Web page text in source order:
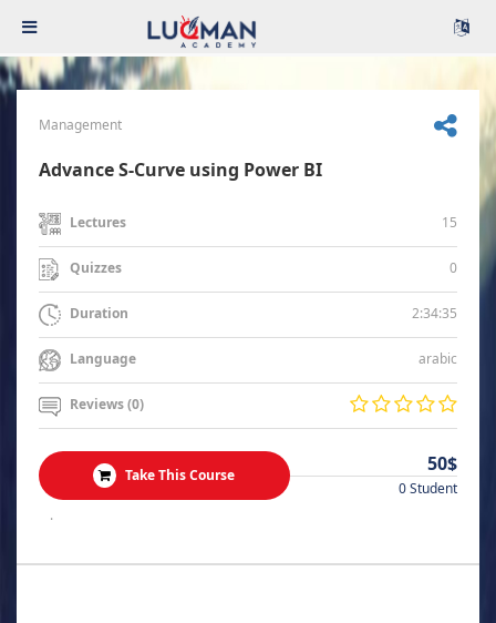
Management
Advance S-Curve using Power BI
Lectures 15
Quizzes 0
Duration 2:34:35
Language arabic
Reviews (0)
Take This Course 50$
0 Student
.